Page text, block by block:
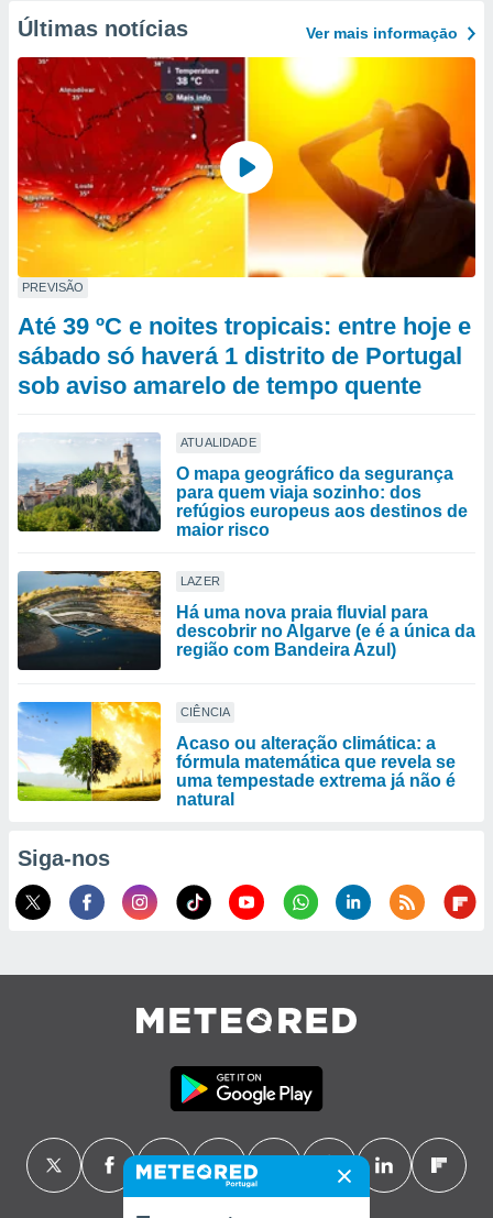
Últimas notícias Ver mais informaçāo
PREVISÃO
Até 39 ºC e noites tropicais: entre hoje e
sábado só haverá 1 distrito de Portugal
sob aviso amarelo de tempo quente
ATUALIDADE
O mapa geográfico da segurança
para quem viaja sozinho: dos
refúgios europeus aos destinos de
maior risco
LAZER
Há uma nova praia fluvial para
descobrir no Algarve (e é a única da
região com Bandeira Azul)
CIÊNCIA
Acaso ou alteração climática: a
fórmula matemática que revela se
uma tempestade extrema já não é
natural
Siga-nos